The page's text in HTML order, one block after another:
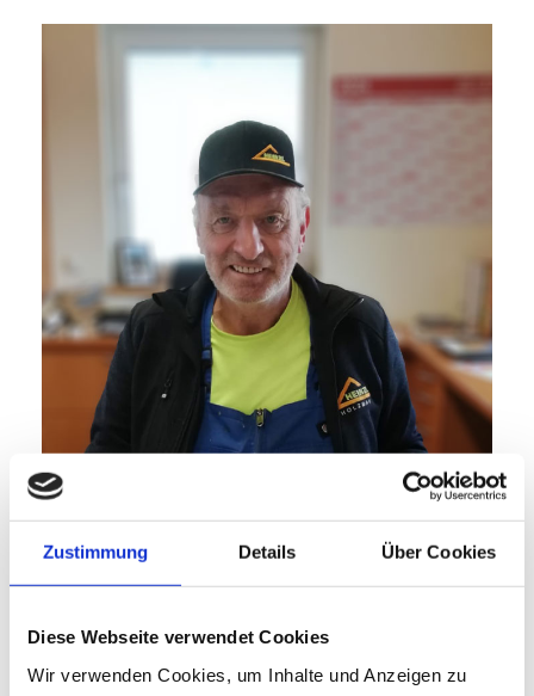
Zustimmung Details Über Cookies
Diese Webseite verwendet Cookies
Wir verwenden Cookies, um Inhalte und Anzeigen zu